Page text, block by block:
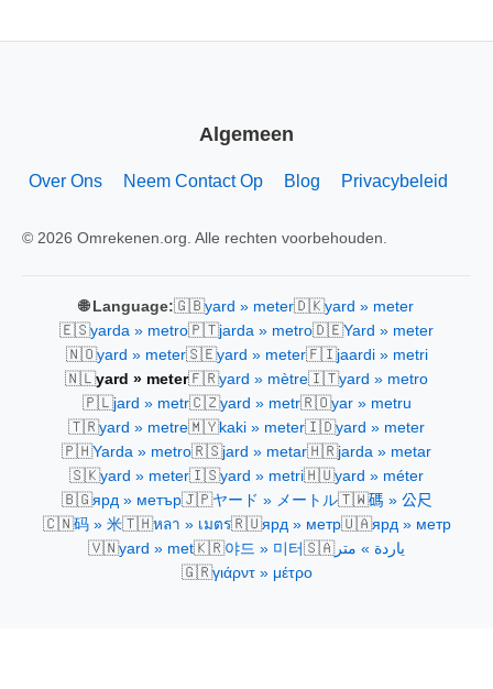
Algemeen
Over Ons Neem Contact Op Blog Privacybeleid
© 2026 Omrekenen.org. Alle rechten voorbehouden.
🌐 Language:🇬🇧yard » meter🇩🇰yard » meter
🇪🇸yarda » metro🇵🇹jarda » metro🇩🇪Yard » meter
🇳🇴yard » meter🇸🇪yard » meter🇫🇮jaardi » metri
🇳🇱yard » meter🇫🇷yard » mètre🇮🇹yard » metro
🇵🇱jard » metr🇨🇿yard » metr🇷🇴yar » metru
🇹🇷yard » metre🇲🇾kaki » meter🇮🇩yard » meter
🇵🇭Yarda » metro🇷🇸jard » metar🇭🇷jarda » metar
🇸🇰yard » meter🇮🇸yard » metri🇭🇺yard » méter
🇧🇬ярд » метър🇯🇵ヤード » メートル🇹🇼碼 » 公尺
🇨🇳码 » 米🇹🇭หลา » เมตร🇷🇺ярд » метр🇺🇦ярд » метр
🇻🇳yard » met🇰🇷야드 » 미터 🇸🇦ياردة » متر
🇬🇷γιάρντ » μέτρο